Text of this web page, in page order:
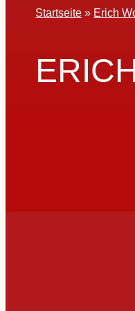
Startseite » Erich